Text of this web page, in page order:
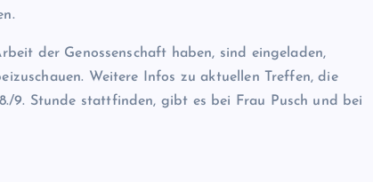
der Genossenschaft haben, sind eingeladen,
Weitere Infos zu aktuellen Treffen, die
9. Stunde stattfinden, gibt es bei Frau Pusch und bei